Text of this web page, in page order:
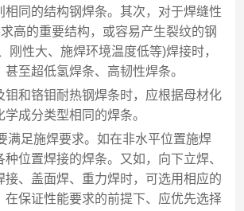
相同的结构钢焊条。其次，对于焊缝性
高的重要结构，或容易产生裂纹的钢
刚性大、施焊环境温度低等)焊接时，
至超低氢焊条、高韧性焊条。
钼和铬钼耐热钢焊条时，应根据母材化
成分类型相同的焊条。
满足施焊要求。如在非水平位置施焊
种位置焊接的焊条。又如，向下立焊、
接、盖面焊、重力焊时，可选用相应的
在保证性能要求的前提下、应优先选择